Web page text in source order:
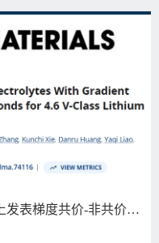
发表梯度共价-非共价…